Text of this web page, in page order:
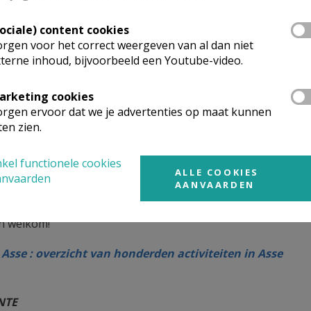
Vlaams-Brabant en Mechelen : vormingsaanbcd
verenigingen actief in Asse
nieuwsbrief augustus 2026
het gebeuren: parochiezaal en plein.
u: meetschieting, springkasteel, streekbierencafé.
u: haringbak met pellepatatten, hamburgers, hotdogs
welkom!
: overzicht van honderden activiteiten in Asse
content cookies
voor het correct weergeven van al dan niet
inhoud, bijvoorbeeld een Youtube-video.
cookies
ervoor dat we je advertenties op maat kunnen
zien.
functionele cookies
ALLE COOKIES
AANVAARDEN